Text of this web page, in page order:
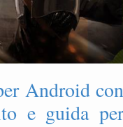
Android con
e guida per